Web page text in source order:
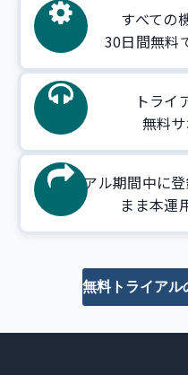
すべての
30日間無料
トライ
無料
トライアル期間中に
まま本運
無料トライアル